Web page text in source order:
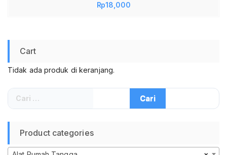
Robek Celana Kain Multifungsi Alat Konveksi
Rp18,000
Cart
Tidak ada produk di keranjang.
Cari
untuk:
Product categories